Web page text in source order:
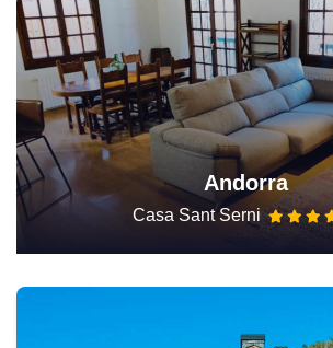
Andorra
Casa Sant Serni